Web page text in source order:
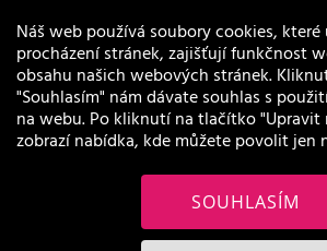
Náš web používá soubory cookies,
procházení stránek, zajišťují funkčnost
obsahu našich webových stránek.
"Souhlasím" nám dávate souhlas s
na webu. Po kliknutí na tlačítko "Upravit
zobrazí nabídka, kde můžete povolit jen
SOUHLASÍM